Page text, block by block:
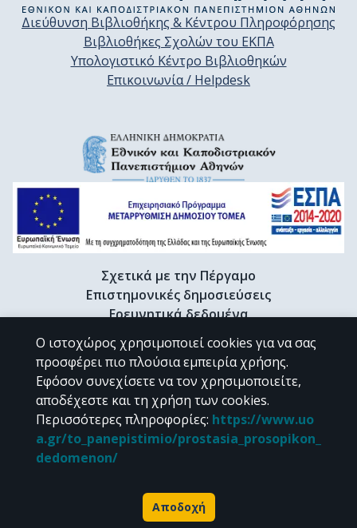
Διεύθυνση Βιβλιοθήκης & Κέντρου Πληροφόρησης
Βιβλιοθήκες Σχολών του ΕΚΠΑ
Υπολογιστικό Κέντρο Βιβλιοθηκών
Επικοινωνία / Helpdesk
Σχετικά με την Πέργαμο
Επιστημονικές δημοσιεύσεις
Ερευνητικά δεδομένα
Διδακτορικές διατριβές & Γκρίζα βιβλιογραφία
Προφίλ Ερευνητή
CC BY-NC 4.0
Εκτός αν αναφέρεται διαφορετικά, το υλικό της "Περγάμου" διατίθεται
Powered by
Ο ιστοχώρος χρησιμοποιεί cookies για να σας
προσφέρει πιο πλούσια εμπειρία χρήσης.
Εφόσον συνεχίσετε να τον χρησιμοποιείτε,
αποδέχεστε και τη χρήση των cookies.
Περισσότερες πληροφορίες: https://www.uo
a.gr/to_panepistimio/prostasia_prosopikon_
dedomenon/
Αποδοχή